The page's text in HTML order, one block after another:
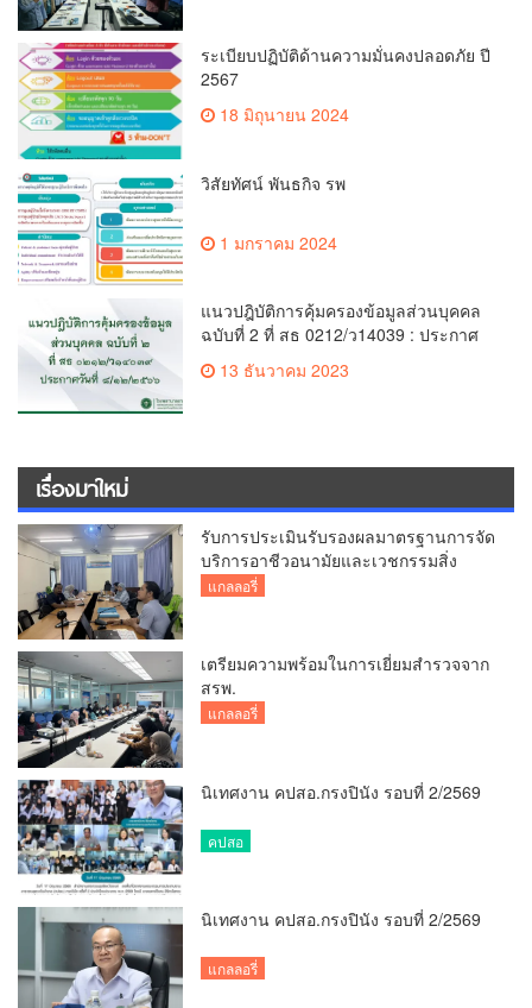
ระเบียบปฏิบัติด้านความมั่นคงปลอดภัย ปี
2567
18 มิถุนายน 2024
วิสัยทัศน์ พันธกิจ รพ
1 มกราคม 2024
แนวปฎิบัติการคุ้มครองข้อมูลส่วนบุคคล
ฉบับที่ 2 ที่ สธ 0212/ว14039 : ประกาศ
13 ธันวาคม 2023
เรื่องมาใหม่
รับการประเมินรับรองผลมาตรฐานการจัด
บริการอาชีวอนามัยและเวชกรรมสิ่ง
แวดล้อม
แกลลอรี่
เตรียมความพร้อมในการเยี่ยมสำรวจจาก
สรพ.
แกลลอรี่
นิเทศงาน คปสอ.กรงปินัง รอบที่ 2/2569
คปสอ
นิเทศงาน คปสอ.กรงปินัง รอบที่ 2/2569
แกลลอรี่